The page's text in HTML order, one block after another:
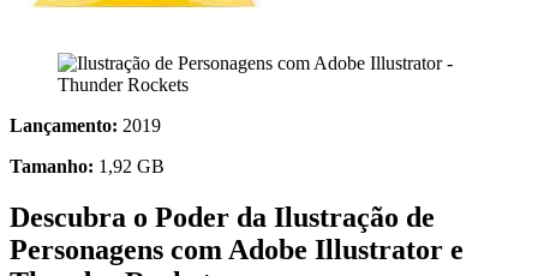
Lançamento: 2019
Tamanho: 1,92 GB
Descubra o Poder da Ilustração de
Personagens com Adobe Illustrator e